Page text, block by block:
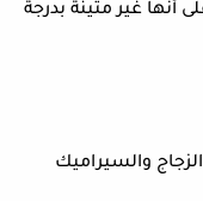
أنها غير متينة بدرجة
والسيراميك